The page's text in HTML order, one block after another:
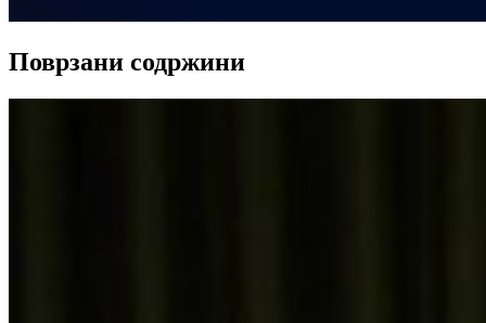
Поврзани содржини